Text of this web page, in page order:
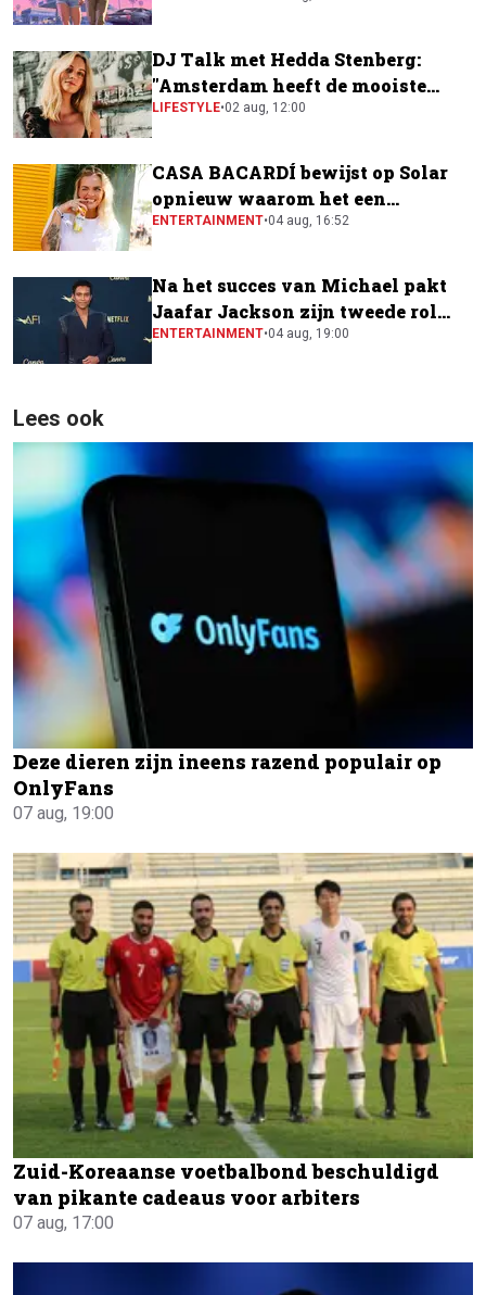
DJ Talk met Hedda Stenberg:
"Amsterdam heeft de mooiste
festivalscene van Europa"
LIFESTYLE•02 aug, 12:00
CASA BACARDÍ bewijst op Solar
opnieuw waarom het een
festivalfavoriet is
ENTERTAINMENT•04 aug, 16:52
Na het succes van Michael pakt
Jaafar Jackson zijn tweede rol
naast Will Smith
ENTERTAINMENT•04 aug, 19:00
Lees ook
Deze dieren zijn ineens razend populair op
OnlyFans
07 aug, 19:00
Zuid-Koreaanse voetbalbond beschuldigd
van pikante cadeaus voor arbiters
07 aug, 17:00